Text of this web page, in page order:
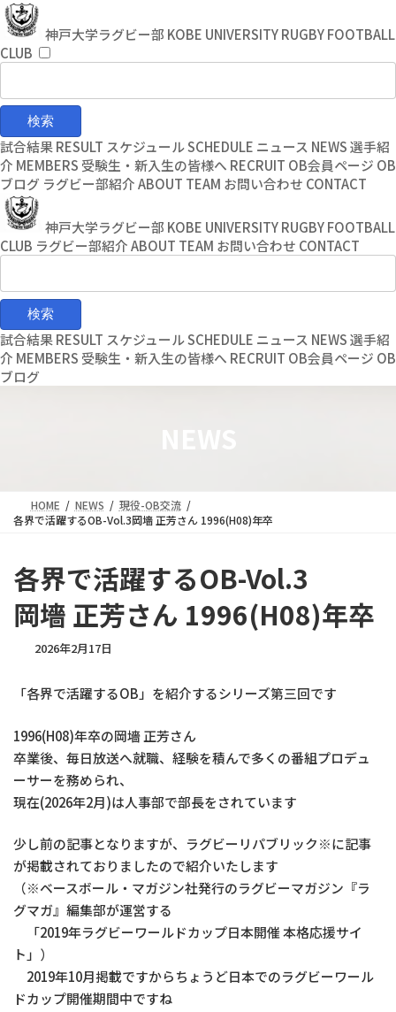
コ
ン
テ
ン
へ
キ
ッ
プ
ナ
ビ
ゲ
ー
ョ
に
移
動
神戸大学ラグビー部 KOBE UNIVERSITY RUGBY FOOTBALL
CLUB
試合結果RESULT スケジュールSCHEDULE ニュース NEWS選手紹
介 MEMBERS 受験生・新入生の皆様へ RECRUIT OB会員ページ OB
ブログ ラグビー部紹介ABOUT TEAM お問い合わせ CONTACT
神戸大学ラグビー部 KOBE UNIVERSITY RUGBY FOOTBALL
CLUB ラグビー部紹介ABOUT TEAM お問い合わせ CONTACT
試合結果RESULT スケジュールSCHEDULE ニュース NEWS選手紹
介 MEMBERS 受験生・新入生の皆様へ RECRUIT OB会員ページ OB
ブログ
HOME NEWS
現役-OB交流
各界で活躍するOB-Vol.3岡墻 正芳さん 1996(H08)年卒
各界で活躍するOB-Vol.3
岡墻 正芳さん 1996(H08)年卒
2026年2月17日
「各界で活躍するOB」を紹介するシリーズ第三回です
1996(H08)年卒の岡墻 正芳さん
卒業後、毎日放送へ就職、経験を積んで多くの番組プロデュ
ーサーを務められ、
現在(2026年2月)は人事部で部長をされています
少し前の記事となりますが、ラグビーリパブリック※に記事
が掲載されておりましたので紹介いたします
（※ベースボール・マガジン社発行のラグビーマガジン『ラ
グマガ』編集部が運営する
「2019年ラグビーワールドカップ日本開催 本格応援サイ
ト」）
2019年10月掲載ですからちょうど日本でのラグビーワール
ドカップ開催期間中ですね